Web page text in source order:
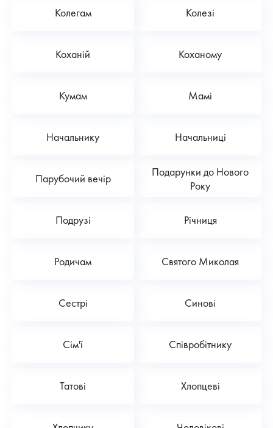
Колегам Колезі
Коханій Коханому
Кумам Мамі
Начальнику Начальниці
Парубочий вечір
Подарунки до Нового
Року
Подрузі Річниця
Родичам Святого Миколая
Сестрі Синові
Сім'ї Співробітнику
Татові Хлопцеві